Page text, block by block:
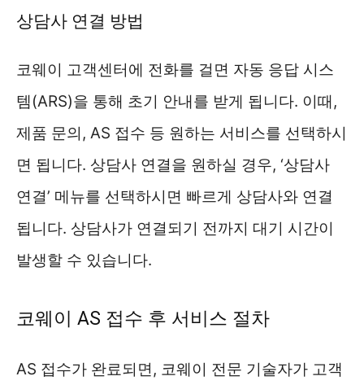
상담사 연결 방법
코웨이 고객센터에 전화를 걸면 자동 응답 시스
템(ARS)을 통해 초기 안내를 받게 됩니다. 이때,
제품 문의, AS 접수 등 원하는 서비스를 선택하시
면 됩니다. 상담사 연결을 원하실 경우, ‘상담사
연결’ 메뉴를 선택하시면 빠르게 상담사와 연결
됩니다. 상담사가 연결되기 전까지 대기 시간이
발생할 수 있습니다.
코웨이 AS 접수 후 서비스 절차
AS 접수가 완료되면, 코웨이 전문 기술자가 고객